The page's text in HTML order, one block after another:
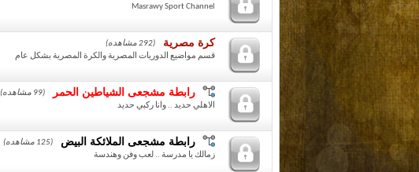
Masrawy Sport Channel
كرة مصرية
(292 مشاهده)
قسم مواضيع الدوريات المصرية والكرة المصرية بشكل عام
رابطة مشجعى الشياطين الحمر
(99 مشاهده)
الاهلي حديد .. وانا ركبي حديد
رابطة مشجعى الملائكة البيض
(125 مشاهده)
زمالك يا مدرسة .. لعب وفن وهندسة